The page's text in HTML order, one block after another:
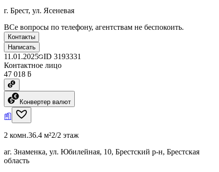
г. Брест, ул. Ясеневая
ВСе вопросы по телефону, агентствам не беспокоить.
Контакты
Написать
11.01.2025 ID 3193331
Контактное лицо
47 018 ƃ
Конвертер валют
2 комн.36.4 м²2/2 этаж
аг. Знаменка, ул. Юбилейная, 10, Брестский р-н, Брестская
область